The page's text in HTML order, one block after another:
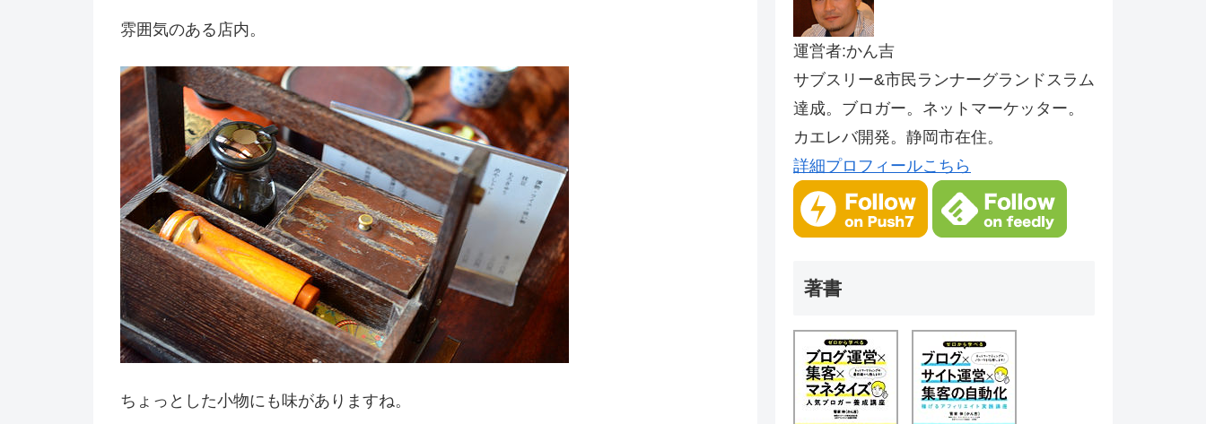
雰囲気のある店内。
ちょっとした小物にも味がありますね。
運営者:かん吉
サブスリー&市民ランナーグランドスラム
達成。ブロガー。ネットマーケッター。
カエレバ開発。静岡市在住。
詳細プロフィールこちら
著書